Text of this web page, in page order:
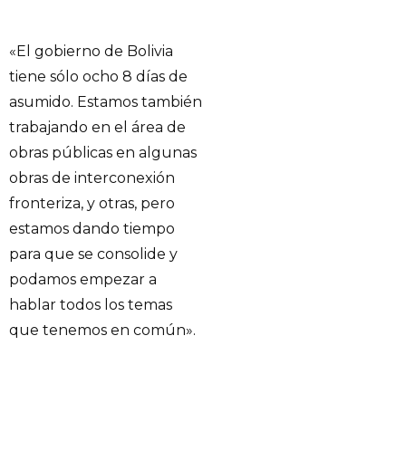
«El gobierno de Bolivia
tiene sólo ocho 8 días de
asumido. Estamos también
trabajando en el área de
obras públicas en algunas
obras de interconexión
fronteriza, y otras, pero
estamos dando tiempo
para que se consolide y
podamos empezar a
hablar todos los temas
que tenemos en común».